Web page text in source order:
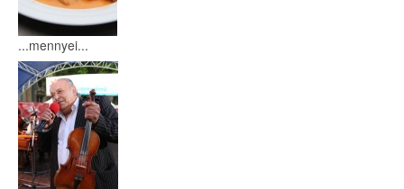
...mennyei...